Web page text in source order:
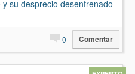
su desprecio desenfrenado
0 Comentar